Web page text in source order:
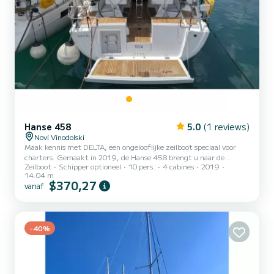
Hanse 458 5.0 (1 reviews)
Novi Vinodolski
Maak kennis met DELTA, een ongelooflijke zeilboot speciaal voor
charters. Gemaakt in 2019, de Hanse 458 brengt u naar de
mooiste ankerplaatsen in Novi Vinodolski. De boot heeft 4 volledig
uitgeruste hut(ten) en een capaciteit van 10 personen. Met een
totale lengte van 14 meter is het uw beste bondgenoot om een
toiletten met een douche Het heeft de volgende apparatuur:
Automa...
Zeilboot Schipper optioneel 10 pers. 4 cabines
2019
14.04 m
vanaf $370,27
-40%